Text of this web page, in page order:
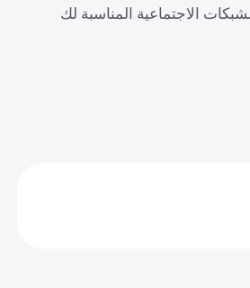
الاجتماعية المناسبة لك